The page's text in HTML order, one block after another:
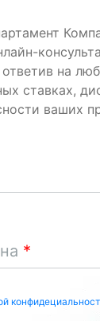
на
ставках,
ваших